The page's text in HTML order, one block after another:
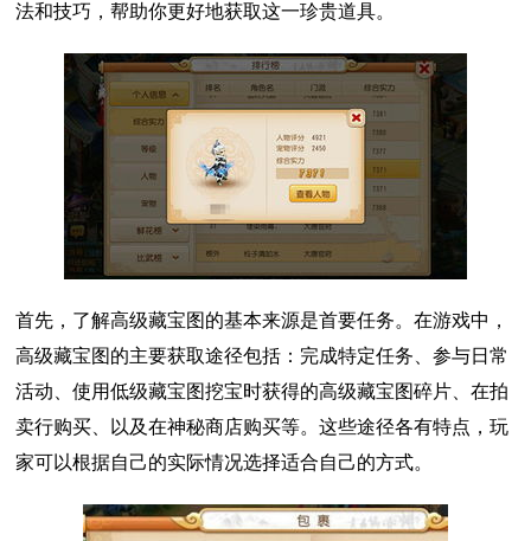
法和技巧，帮助你更好地获取这一珍贵道具。
首先，了解高级藏宝图的基本来源是首要任务。在游戏中，
高级藏宝图的主要获取途径包括：完成特定任务、参与日常
活动、使用低级藏宝图挖宝时获得的高级藏宝图碎片、在拍
卖行购买、以及在神秘商店购买等。这些途径各有特点，玩
家可以根据自己的实际情况选择适合自己的方式。